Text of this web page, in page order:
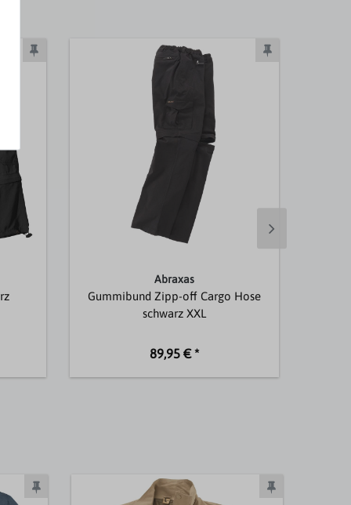
Abraxas
Gummibund Zipp-off Cargo Hose
schwarz XXL
89,95 € *